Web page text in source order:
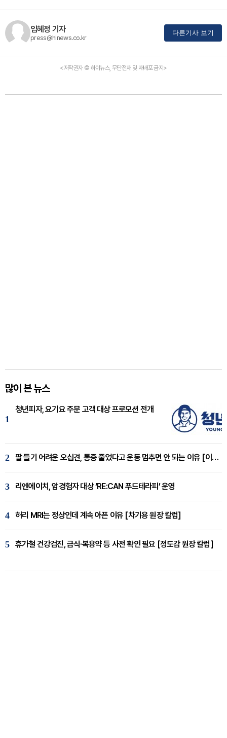
임혜정 기자
press@hinews.co.kr
다른기사 보기
<저작권자 © 하이뉴스, 무단전재 및 재배포 금지>
많이 본 뉴스
1
청년피자, 요기요 주문 고객 대상 프로모션 전개
2 팔 들기 어려운 오십견, 통증 줄었다고 운동 멈추면 안 되는 이유 [이병욱 원장 칼럼]
3 리엔에이치, 암경험자 대상 ‘RE:CAN 푸드테라피’ 운영
4 허리 MRI는 정상인데 계속 아픈 이유 [차기용 원장 칼럼]
5 휴가철 건강검진, 금식·복용약 등 사전 확인 필요 [정도감 원장 칼럼]